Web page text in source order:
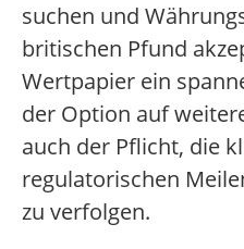
suchen und
britischen Pfund
Wertpapier ein
der Option auf
auch der Pflicht, die
regulatorischen
zu verfolgen.